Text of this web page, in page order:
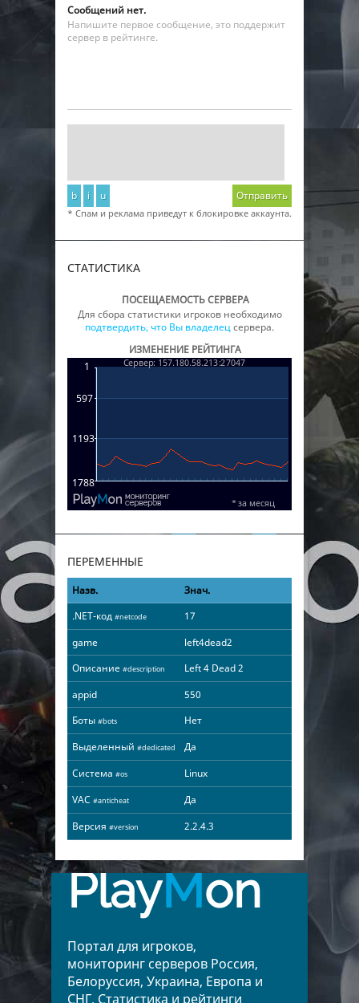
Сообщений нет.
Напишите первое сообщение, это поддержит
сервер в рейтинге.
b i u Отправить
* Спам и реклама приведут к блокировке аккаунта.
СТАТИСТИКА
ПОСЕЩАЕМОСТЬ СЕРВЕРА
Для сбора статистики игроков необходимо
подтвердить, что Вы владелецсервера.
ИЗМЕНЕНИЕ РЕЙТИНГА
ПЕРЕМЕННЫЕ
Назв.
Знач.
.NET-код #netcode
17
game
left4dead2
Описание #description
Left 4 Dead 2
appid
550
Боты #bots
Нет
Выделенный #dedicated
Да
Система #os
Linux
VAC #anticheat
Да
Версия #version 2.2.4.3
PlayMon
Портал для игроков,
мониторинг серверов Россия,
Белоруссия, Украина, Европа и
СНГ. Статистика и рейтинги